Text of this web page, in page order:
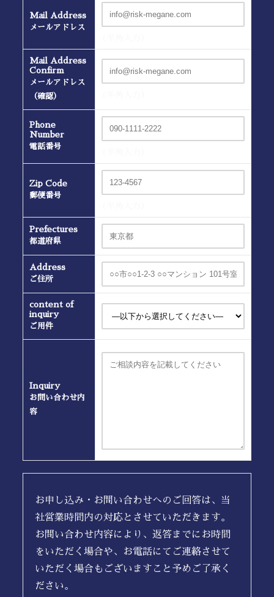
Mail Address
メールアドレス
Mail Address
Confirm
メールアドレス
（確認）
Phone
Number
電話番号
Zip Code
郵便番号
Prefectures
都道府県
Address
ご住所
content of
inquiry
ご用件
Inquiry
お問い合わせ内
容
お申し込み・お問い合わせへのご回答は、当
社営業時間内の対応とさせていただきます。
お問い合わせ内容により、返答までにお時間
をいただく場合や、お電話にてご連絡させて
いただく場合もございますこと予めご了承く
ださい。